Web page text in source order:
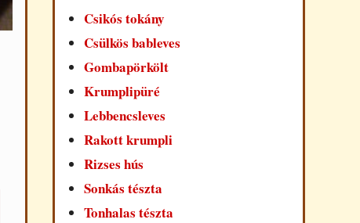
Csikós tokány
Csülkös bableves
Gombapörkölt
Krumplipüré
Lebbencsleves
Rakott krumpli
Rizses hús
Sonkás tészta
Tonhalas tészta